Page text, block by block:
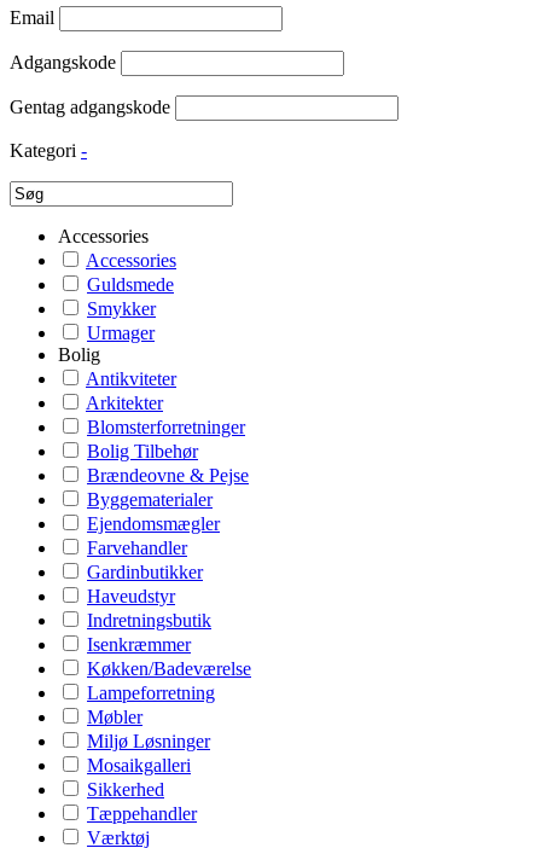
Email
Adgangskode
Gentag adgangskode
Kategori -
Accessories
Accessories
Guldsmede
Smykker
Urmager
Bolig
Antikviteter
Arkitekter
Blomsterforretninger
Bolig Tilbehør
Brændeovne & Pejse
Byggematerialer
Ejendomsmægler
Farvehandler
Gardinbutikker
Haveudstyr
Indretningsbutik
Isenkræmmer
Køkken/Badeværelse
Lampeforretning
Møbler
Miljø Løsninger
Mosaikgalleri
Sikkerhed
Tæppehandler
Værktøj